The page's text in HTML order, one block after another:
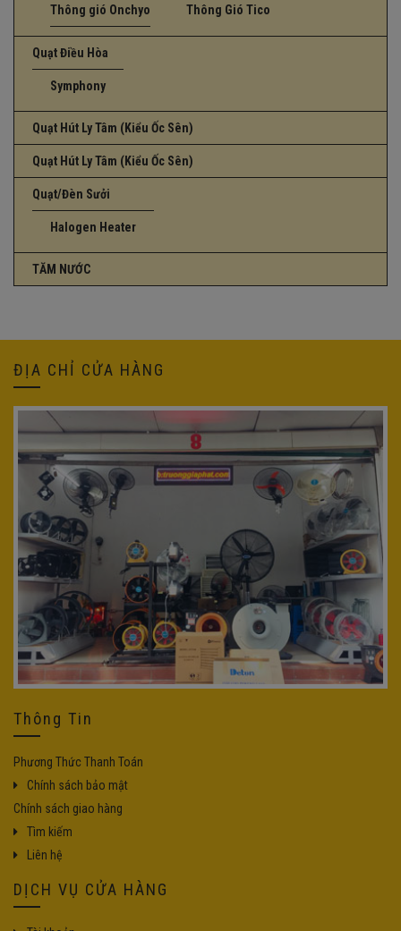
Thông gió Onchyo Thông Gió Tico
Quạt Điều Hòa
Symphony
Quạt Hút Ly Tâm (Kiểu Ốc Sên)
Quạt Hút Ly Tâm (Kiểu Ốc Sên)
Quạt/Đèn Sưởi
Halogen Heater
TĂM NƯỚC
ĐỊA CHỈ CỬA HÀNG
Thông Tin
Phương Thức Thanh Toán
Chính sách bảo mật
Chính sách giao hàng
Tìm kiếm
Liên hệ
DỊCH VỤ CỬA HÀNG